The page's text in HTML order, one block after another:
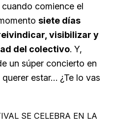
comience el
siete días
visibilizar y
del colectivo. Y,
un súper concierto en
estar… ¿Te lo vas
SE CELEBRA EN LA